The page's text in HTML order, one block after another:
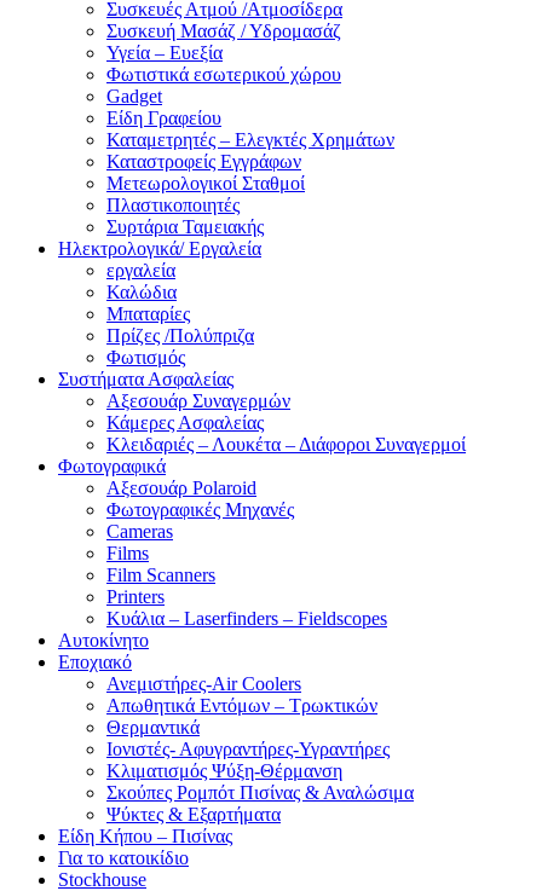
Συσκευές Ατμού /Ατμοσίδερα
Συσκευή Μασάζ / Υδρομασάζ
Υγεία – Ευεξία
Φωτιστικά εσωτερικού χώρου
Gadget
Είδη Γραφείου
Καταμετρητές – Ελεγκτές Χρημάτων
Καταστροφείς Εγγράφων
Μετεωρολογικοί Σταθμοί
Πλαστικοποιητές
Συρτάρια Ταμειακής
Ηλεκτρολογικά/ Εργαλεία
εργαλεία
Καλώδια
Μπαταρίες
Πρίζες /Πολύπριζα
Φωτισμός
Συστήματα Ασφαλείας
Αξεσουάρ Συναγερμών
Κάμερες Ασφαλείας
Κλειδαριές – Λουκέτα – Διάφοροι Συναγερμοί
Φωτογραφικά
Αξεσουάρ Polaroid
Φωτογραφικές Μηχανές
Cameras
Films
Film Scanners
Printers
Κυάλια – Laserfinders – Fieldscopes
Αυτοκίνητο
Εποχιακό
Ανεμιστήρες-Air Coolers
Απωθητικά Εντόμων – Τρωκτικών
Θερμαντικά
Ιονιστές- Αφυγραντήρες-Υγραντήρες
Κλιματισμός Ψύξη-Θέρμανση
Σκούπες Ρομπότ Πισίνας & Αναλώσιμα
Ψύκτες & Εξαρτήματα
Είδη Κήπου – Πισίνας
Για το κατοικίδιο
Stockhouse